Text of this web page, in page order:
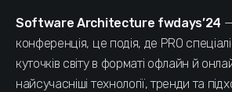
Software Architecture fwdays’24
конференція, це подія, де PRO
куточків світу в форматі офлайн й
найсучасніші технології, тренди та